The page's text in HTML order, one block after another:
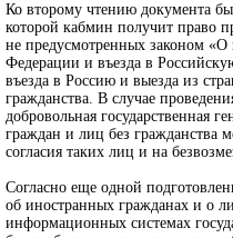
Ко второму чтению документа
которой кабмин получит право
не предусмотренных законом «О
Федерации и въезда в
въезда в Россию и выезда из
гражданства. В случае
добровольная государственная
граждан и лиц без гражданства
согласия таких лиц и на
Согласно еще одной
об иностранных гражданах и о
информационных системах